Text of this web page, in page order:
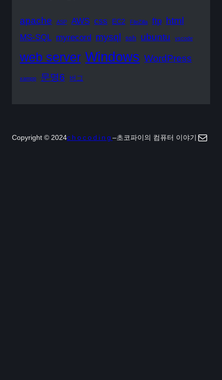
apache ASP AWS css EC2 FileZilla ftp html
MS-SQL myrecord mysql ssh ubuntu vscode
web server Windows WordPress
xampp 문명6 버그
Copyright © 2024chocoding –초코파이의 컴퓨터 이야기 Mail